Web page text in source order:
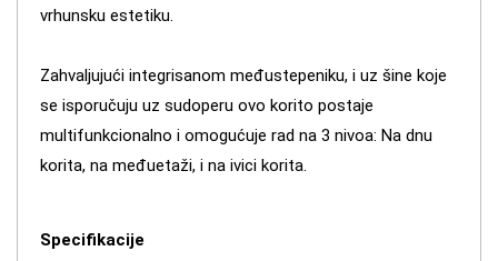
vrhunsku estetiku.
Zahvaljujući integrisanom međustepeniku, i uz šine koje
se isporučuju uz sudoperu ovo korito postaje
multifunkcionalno i omogućuje rad na 3 nivoa: Na dnu
korita, na međuetaži, i na ivici korita.
Specifikacije